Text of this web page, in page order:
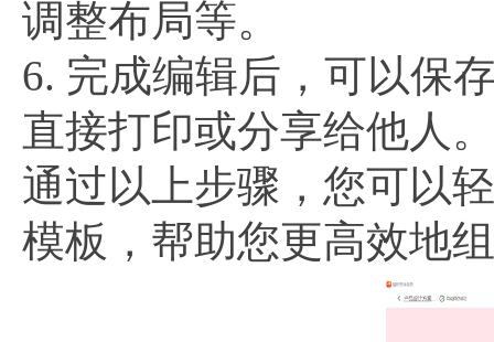
调整布局等。
6. 完成编辑后，可以保
直接打印或分享给他人。
通过以上步骤，您可以
模板，帮助您更高效地